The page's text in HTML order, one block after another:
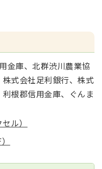
金庫、北群渋川農業協
式会社足利銀行、株式
根郡信用金庫、ぐんま
ル）